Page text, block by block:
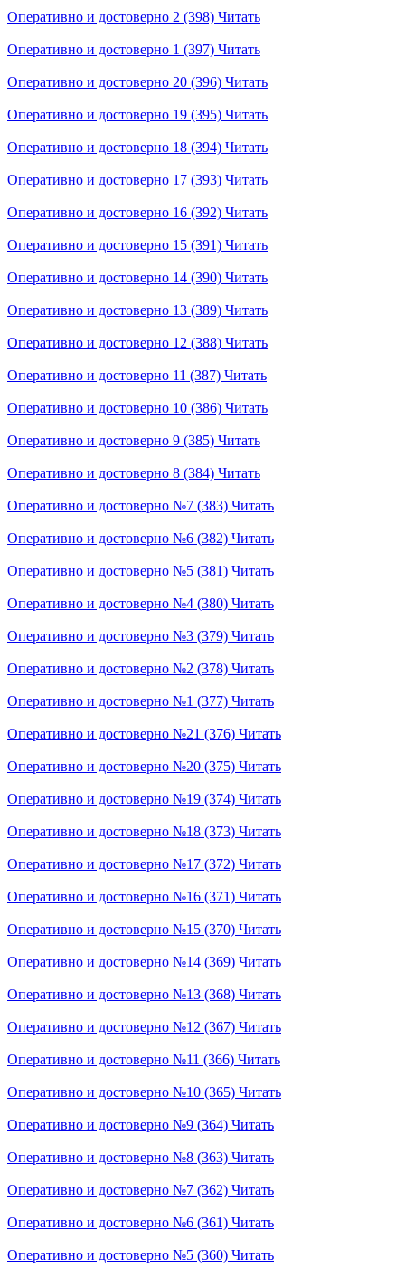
Оперативно и достоверно 2 (398) Читать
Оперативно и достоверно 1 (397) Читать
Оперативно и достоверно 20 (396) Читать
Оперативно и достоверно 19 (395) Читать
Оперативно и достоверно 18 (394) Читать
Оперативно и достоверно 17 (393) Читать
Оперативно и достоверно 16 (392) Читать
Оперативно и достоверно 15 (391) Читать
Оперативно и достоверно 14 (390) Читать
Оперативно и достоверно 13 (389) Читать
Оперативно и достоверно 12 (388) Читать
Оперативно и достоверно 11 (387) Читать
Оперативно и достоверно 10 (386) Читать
Оперативно и достоверно 9 (385) Читать
Оперативно и достоверно 8 (384) Читать
Оперативно и достоверно №7 (383) Читать
Оперативно и достоверно №6 (382) Читать
Оперативно и достоверно №5 (381) Читать
Оперативно и достоверно №4 (380) Читать
Оперативно и достоверно №3 (379) Читать
Оперативно и достоверно №2 (378) Читать
Оперативно и достоверно №1 (377) Читать
Оперативно и достоверно №21 (376) Читать
Оперативно и достоверно №20 (375) Читать
Оперативно и достоверно №19 (374) Читать
Оперативно и достоверно №18 (373) Читать
Оперативно и достоверно №17 (372) Читать
Оперативно и достоверно №16 (371) Читать
Оперативно и достоверно №15 (370) Читать
Оперативно и достоверно №14 (369) Читать
Оперативно и достоверно №13 (368) Читать
Оперативно и достоверно №12 (367) Читать
Оперативно и достоверно №11 (366) Читать
Оперативно и достоверно №10 (365) Читать
Оперативно и достоверно №9 (364) Читать
Оперативно и достоверно №8 (363) Читать
Оперативно и достоверно №7 (362) Читать
Оперативно и достоверно №6 (361) Читать
Оперативно и достоверно №5 (360) Читать